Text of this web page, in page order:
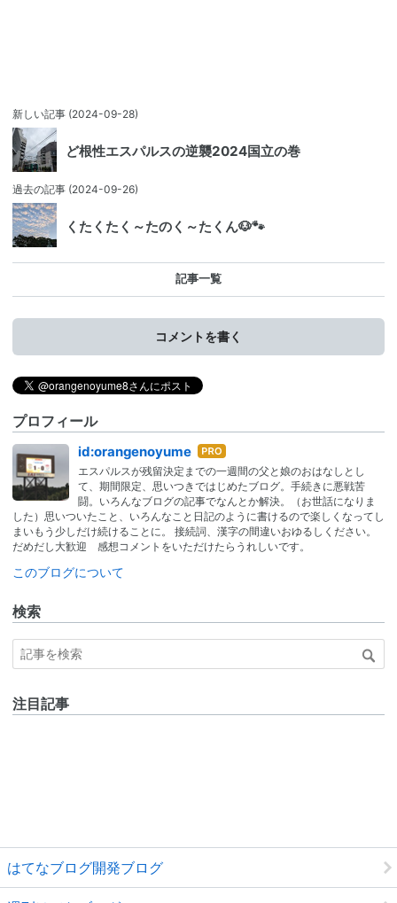
新しい記事 (2024-09-28)
ど根性エスパルスの逆襲2024国立の巻
過去の記事 (2024-09-26)
くたくたく～たのく～たくん🐶🐾
記事一覧
コメントを書く
プロフィール
id:orangenoyume はて
なブ
ログ
Pro
エスパルスが残留決定までの一週間の父と娘のおはなしとし
て、期間限定、思いつきではじめたブログ。手続きに悪戦苦
闘。いろんなブログの記事でなんとか解決。（お世話になりま
した）思いついたこと、いろんなこと日記のように書けるので楽しくなってし
まいもう少しだけ続けることに。 接続詞、漢字の間違いおゆるしください。
だめだし大歓迎 感想コメントをいただけたらうれしいです。
このブログについて
検索
注目記事
はてなブログ開発ブログ